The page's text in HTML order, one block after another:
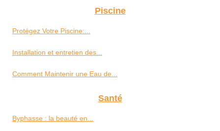
Piscine
Protégez Votre Piscine:...
Installation et entretien des...
Comment Maintenir une Eau de...
Santé
Byphasse : la beauté en...